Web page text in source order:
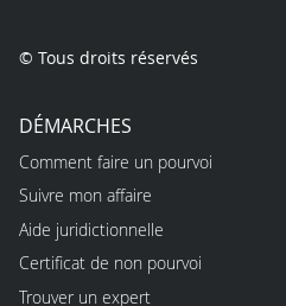
© Tous droits réservés
DÉMARCHES
Comment faire un pourvoi
Suivre mon affaire
Aide juridictionnelle
Certificat de non pourvoi
Trouver un expert